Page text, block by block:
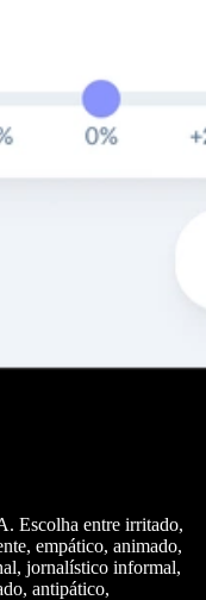
Escolha entre irritado,
empático, animado,
jornalístico informal,
antipático,